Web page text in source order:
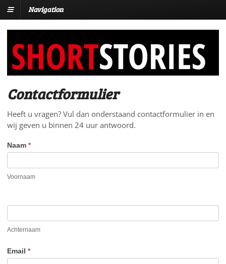
Navigation
Contactformulier
Heeft u vragen? Vul dan onderstaand contactformulier in en
wij geven u binnen 24 uur antwoord.
Naam *
Voornaam
Achternaam
Email *